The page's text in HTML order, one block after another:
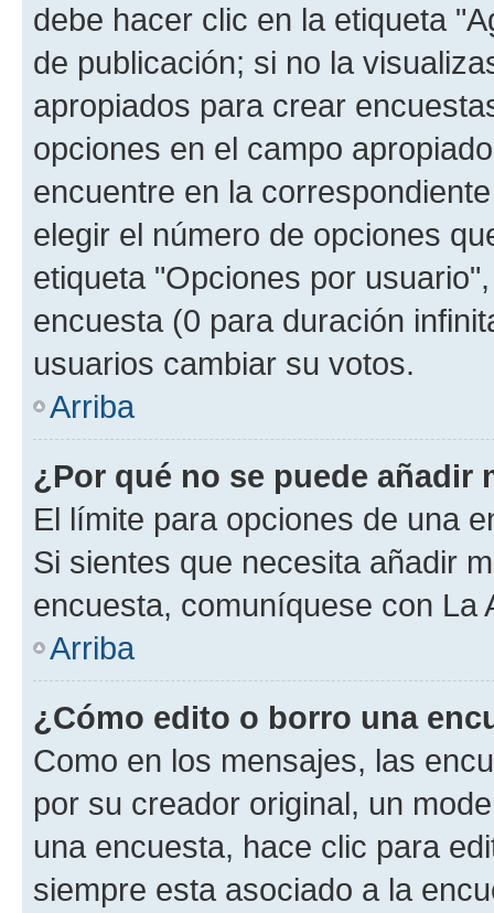
debe hacer clic en la etiqueta
de publicación; si no la
apropiados para crear
opciones en el campo
encuentre en la
elegir el número de opciones
etiqueta "Opciones por
encuesta (0 para duración
usuarios cambiar su votos.
Arriba
¿Por qué no se puede añadir
El límite para opciones de una
Si sientes que necesita añadir
encuesta, comuníquese con La
Arriba
¿Cómo edito o borro una
Como en los mensajes, las
por su creador original, un
una encuesta, hace clic para
siempre esta asociado a la